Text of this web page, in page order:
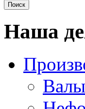
Наша